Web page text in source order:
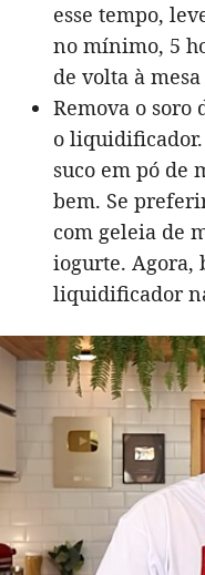
esse tempo,
no mínimo, 5
de volta à
Remova o soro
o
suco em pó de
bem. Se
com geleia de
iogurte. Agora,
liquidificador